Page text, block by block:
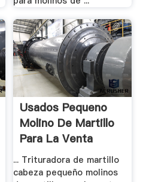
Usados Pequeno
Molino De Martillo
Para La Venta
... Trituradora de martillo
cabeza pequeño molinos